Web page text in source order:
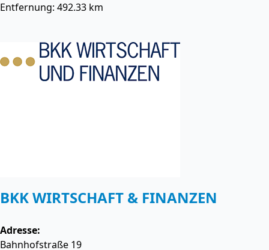
Entfernung: 492.33 km
BKK WIRTSCHAFT & FINANZEN
Adresse:
Bahnhofstraße 19